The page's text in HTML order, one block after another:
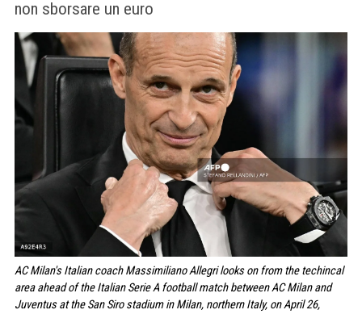
non sborsare un euro
AC Milan's Italian coach Massimiliano Allegri looks on from the techincal
area ahead of the Italian Serie A football match between AC Milan and
Juventus at the San Siro stadium in Milan, northern Italy, on April 26,